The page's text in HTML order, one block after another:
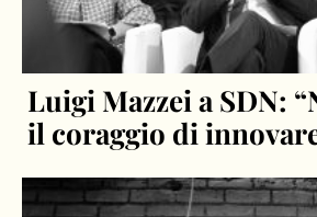
Luigi Mazzei a SDN:
il coraggio di